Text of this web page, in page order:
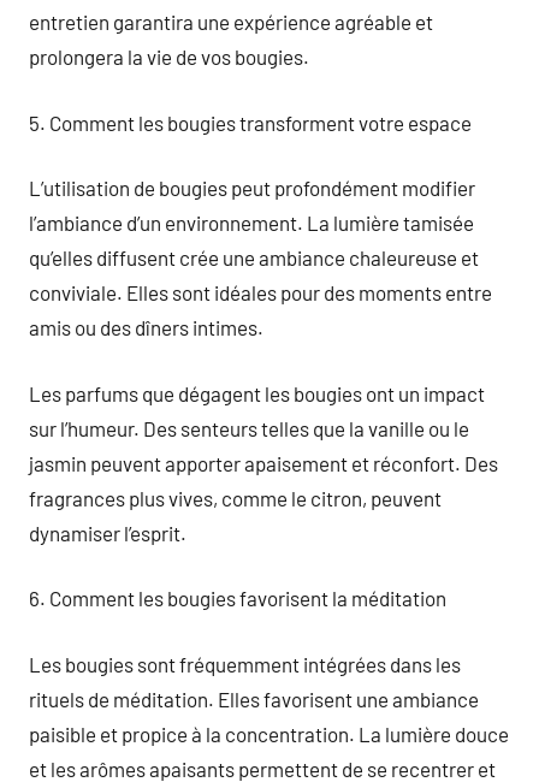
entretien garantira une expérience agréable et
prolongera la vie de vos bougies.
5. Comment les bougies transforment votre espace
L’utilisation de bougies peut profondément modifier
l’ambiance d’un environnement. La lumière tamisée
qu’elles diffusent crée une ambiance chaleureuse et
conviviale. Elles sont idéales pour des moments entre
amis ou des dîners intimes.
Les parfums que dégagent les bougies ont un impact
sur l’humeur. Des senteurs telles que la vanille ou le
jasmin peuvent apporter apaisement et réconfort. Des
fragrances plus vives, comme le citron, peuvent
dynamiser l’esprit.
6. Comment les bougies favorisent la méditation
Les bougies sont fréquemment intégrées dans les
rituels de méditation. Elles favorisent une ambiance
paisible et propice à la concentration. La lumière douce
et les arômes apaisants permettent de se recentrer et